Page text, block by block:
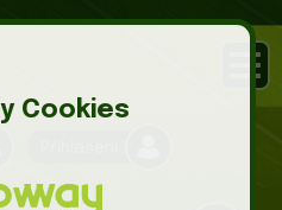
Cookies